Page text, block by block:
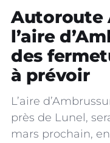
Autoroute
l’aire
des
à prévoir
L’aire
près de Lunel,
mars prochain,